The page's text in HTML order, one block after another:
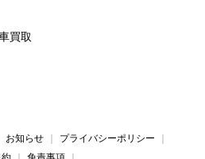
買取
お知らせ
プライバシーポリシー